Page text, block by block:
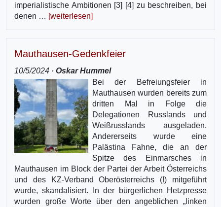
imperialistische Ambitionen [3] [4] zu beschreiben, bei
denen … [weiterlesen]
Mauthausen-Gedenkfeier
10/5/2024 · Oskar Hummel
Bei der Befreiungsfeier in
Mauthausen wurden bereits zum
dritten Mal in Folge die
Delegationen Russlands und
Weißrusslands ausgeladen.
Andererseits wurde eine
Palästina Fahne, die an der
Spitze des Einmarsches in
Mauthausen im Block der Partei der Arbeit Österreichs
und des KZ-Verband Oberösterreichs (!) mitgeführt
wurde, skandalisiert. In der bürgerlichen Hetzpresse
wurden große Worte über den angeblichen „linken